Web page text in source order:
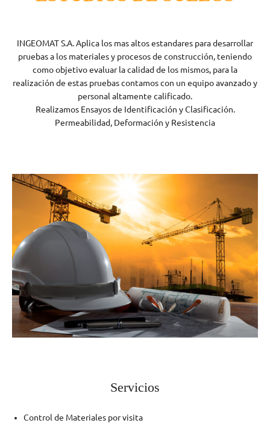
INGEOMAT S.A. Aplica los mas altos estandares para desarrollar
pruebas a los materiales y procesos de construcción, teniendo
como objetivo evaluar la calidad de los mismos, para la
realización de estas pruebas contamos con un equipo avanzado y
personal altamente calificado.
Realizamos Ensayos de Identificación y Clasificación.
Permeabilidad, Deformación y Resistencia
Servicios
Control de Materiales por visita